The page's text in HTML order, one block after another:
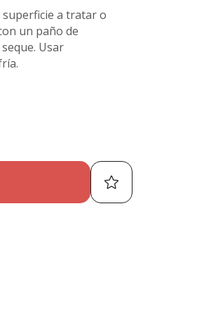
superficie a tratar o
un paño de
Usar